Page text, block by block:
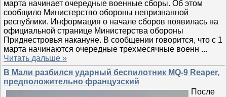
марта начинает очередные военные сборы. Об этом
сообщило Министерство обороны непризнанной
республики. Информация о начале сборов появилась на
официальной странице Министерства обороны
Приднестровья накануне. В сообщении говорится, что с 1
марта начинаются очередные трехмесячные военн ...
Читать дальше »
В Мали разбился ударный беспилотник MQ-9 Reaper,
предположительно французский
После